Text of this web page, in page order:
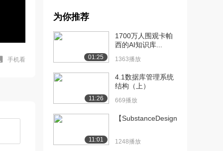
手机看
养（上）
养（下）
[9] [1]--综合性、学科性检
索工具（...
[10] [1]--综合性、学科性
为你推荐
01:25
1700万人围观卡帕
西的AI知识库...
1363播放
11:26
4.1数据库管理系统
结构（上）
669播放
11:01
【SubstanceDesigne...
1248播放